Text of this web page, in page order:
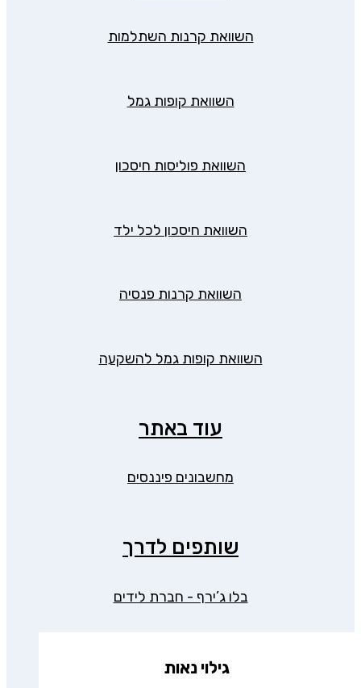
השוואת קרנות השתלמות
השוואת קופות גמל
השוואת פוליסות חיסכון
השוואת חיסכון לכל ילד
השוואת קרנות פנסיה
השוואת קופות גמל להשקעה
עוד באתר
מחשבונים פיננסים
שותפים לדרך
בלו ג’ירף - חברת לידים
גילוי נאות